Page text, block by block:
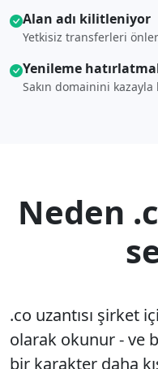
Alan adı kilitleniyor
Yetkisiz transferleri
Yenileme
Sakın domainini kazayla
Neden
.co uzantısı şirket
olarak okunur - ve
bir karakter daha